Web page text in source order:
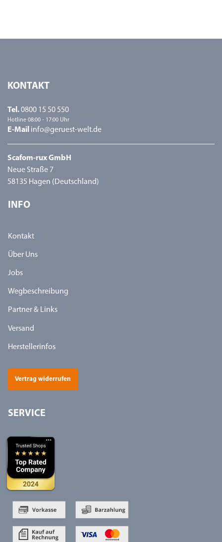
KONTAKT
Tel.0800 15 50 550
Hotline 08:00 - 17:00 Uhr
E-Mail info@geruest-welt.de
Scafom-rux GmbH
Neue Straße 7
58135 Hagen (Deutschland)
INFO
Kontakt
Über Uns
Jobs
Wegbeschreibung
Partner & Links
Versand
Herstellerinfos
Vertrag widerrufen
SERVICE